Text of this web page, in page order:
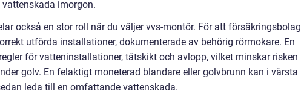
imorgon.
också en stor roll när du väljer vvs-montör. För att försäkringsbolag
utförda installationer, dokumenterade av behörig rörmokare. En
för vatteninstallationer, tätskikt och avlopp, vilket minskar risken
golv. En felaktigt moneterad blandare eller golvbrunn kan i värsta
leda till en omfattande vattenskada.